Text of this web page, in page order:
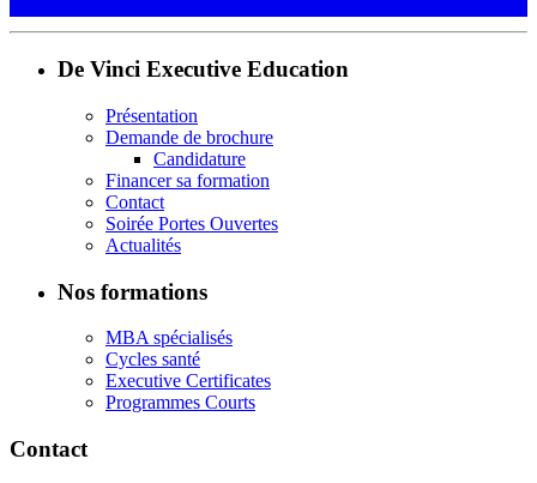
De Vinci Executive Education
Présentation
Demande de brochure
Candidature
Financer sa formation
Contact
Soirée Portes Ouvertes
Actualités
Nos formations
MBA spécialisés
Cycles santé
Executive Certificates
Programmes Courts
Contact